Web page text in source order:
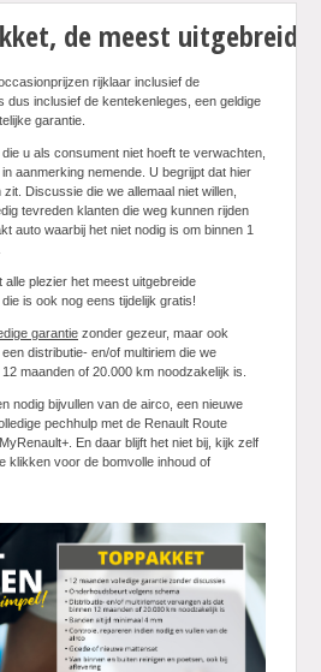
Autozenter
Contact
Actie
de meest uitgebreide!
rijklaar inclusief de
dus inclusief de kentekenleges, een geldige
garantie.
u als consument niet hoeft te verwachten,
aanmerking nemende. U begrijpt dat hier
Discussie die we allemaal niet willen,
tevreden klanten die weg kunnen rijden
auto waarbij het niet nodig is om binnen 1
alle plezier het meest uitgebreide
is ook nog eens tijdelijk gratis!
garantie zonder gezeur, maar ook
distributie- en/of multiriem die we
maanden of 20.000 km noodzakelijk is.
nodig bijvullen van de airco, een nieuwe
pechhulp met de Renault Route
En daar blijft het niet bij, kijk zelf
klikken voor de bomvolle inhoud of